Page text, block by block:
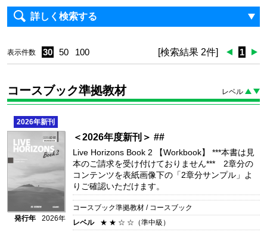
詳しく検索する
表示件数 30 50 100 [検索結果 2件] 1
コースブック準拠教材 レベル
2026年新刊
発行年 2026年
＜2026年度新刊＞ ##
Live Horizons Book 2 【Workbook】
***本書は見
本のご請求を受け付けておりません*** 2章分の
コンテンツを表紙画像下の「2章分サンプル」よ
りご確認いただけます。
コースブック準拠教材 / コースブック
レベル
★ ★ ☆ ☆（準中級）